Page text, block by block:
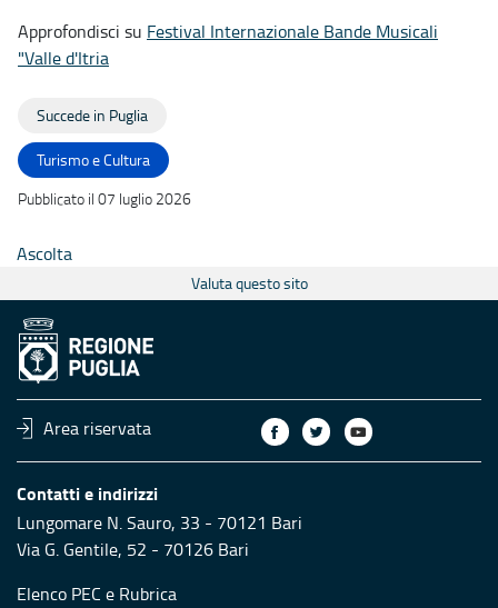
Approfondisci su Festival Internazionale Bande Musicali
"Valle d'Itria
Succede in Puglia
Turismo e Cultura
Pubblicato il 07 luglio 2026
Ascolta
Valuta questo sito
Area riservata
Contatti e indirizzi
Lungomare N. Sauro, 33 - 70121 Bari
Via G. Gentile, 52 - 70126 Bari
Elenco PEC e Rubrica